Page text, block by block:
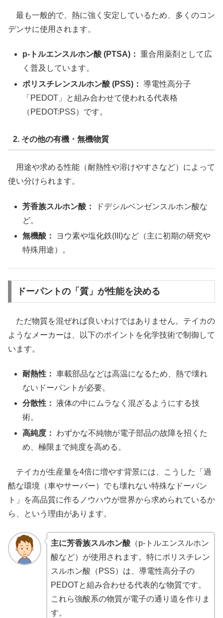
最も一般的で、熱に強く安定しているため、多くのコン
デンサに使用されます。
p-トルエンスルホン酸 (PTSA)： 重合用薬剤として広
く普及しています。
ポリスチレンスルホン酸 (PSS)： 導電性高分子
「PEDOT」と組み合わせて使われる代表格
（PEDOT:PSS）です。
2. その他の有機・無機物質
用途や求める性能（耐熱性や溶けやすさなど）によって
使い分けられます。
芳香族スルホン酸：
ドデシルベンゼンスルホン酸な
ど。
無機酸：
ヨウ素や塩化鉄(III)など（主に初期の研究や
特殊用途）。
ドーパントの「質」が性能を決める
ただ物質を混ぜれば良いわけではありません。テイカの
ようなメーカーは、以下のポイントを化学技術で制御して
います。
耐熱性： 車載部品などは高温になるため、熱で壊れ
ないドーパントが必要。
分散性： 液体の中にムラなく混ざるようにする技
術。
高純度：
わずかな不純物が電子部品の故障を招くた
め、極限まで純度を高める。
テイカが生産量を4倍に増やす背景には、こうした「過
酷な環境（車やサーバー）でも壊れない特殊なドーパン
ト」を高品質に作るノウハウが世界から求められているか
ら、という理由があります。
主に芳香族スルホン酸（p-トルエンスルホン
酸など）が使用されます。特にポリスチレン
スルホン酸（PSS）は、導電性高分子の
PEDOTと組み合わせる代表的な物質です。
これら強酸系の物質が電子の通り道を作りま
す。